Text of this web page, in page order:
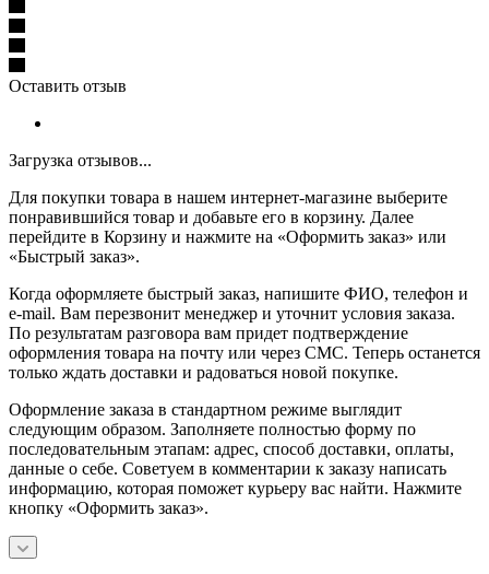
Оставить отзыв
Загрузка отзывов...
Для покупки товара в нашем интернет-магазине выберите
понравившийся товар и добавьте его в корзину. Далее
перейдите в Корзину и нажмите на «Оформить заказ» или
«Быстрый заказ».
Когда оформляете быстрый заказ, напишите ФИО, телефон и
e-mail. Вам перезвонит менеджер и уточнит условия заказа.
По результатам разговора вам придет подтверждение
оформления товара на почту или через СМС. Теперь останется
только ждать доставки и радоваться новой покупке.
Оформление заказа в стандартном режиме выглядит
следующим образом. Заполняете полностью форму по
последовательным этапам: адрес, способ доставки, оплаты,
данные о себе. Советуем в комментарии к заказу написать
информацию, которая поможет курьеру вас найти. Нажмите
кнопку «Оформить заказ».